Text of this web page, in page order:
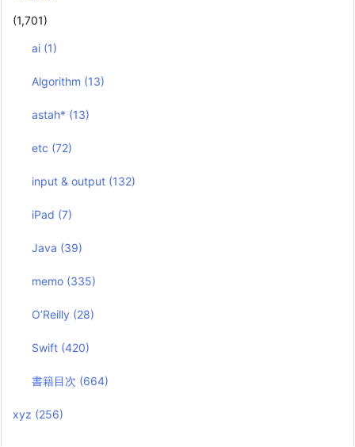
(1,701)
ai (1)
Algorithm (13)
astah* (13)
etc (72)
input & output (132)
iPad (7)
Java (39)
memo (335)
O’Reilly (28)
Swift (420)
書籍目次 (664)
xyz (256)